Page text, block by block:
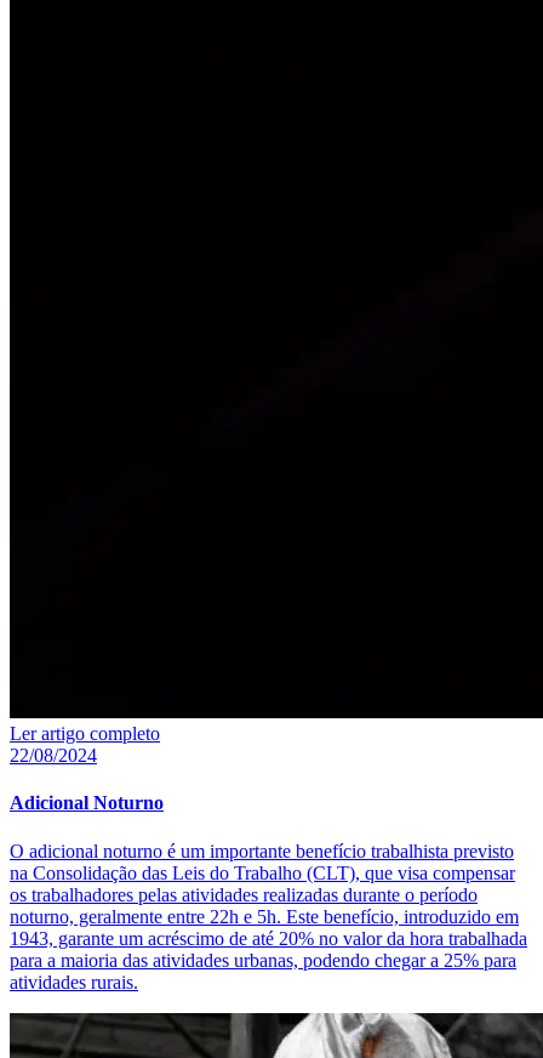
Ler artigo completo
22/08/2024
Adicional Noturno
O adicional noturno é um importante benefício trabalhista previsto
na Consolidação das Leis do Trabalho (CLT), que visa compensar
os trabalhadores pelas atividades realizadas durante o período
noturno, geralmente entre 22h e 5h. Este benefício, introduzido em
1943, garante um acréscimo de até 20% no valor da hora trabalhada
para a maioria das atividades urbanas, podendo chegar a 25% para
atividades rurais.